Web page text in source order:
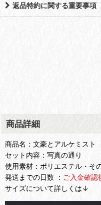
返品特約に関する重要事項
商品詳細
商品名：文豪とアルケミス
セット内容：写真の通り
使用素材：ポリエステル・そ
発送までの日数 ： ご入金確
サイズについて詳しくは↓